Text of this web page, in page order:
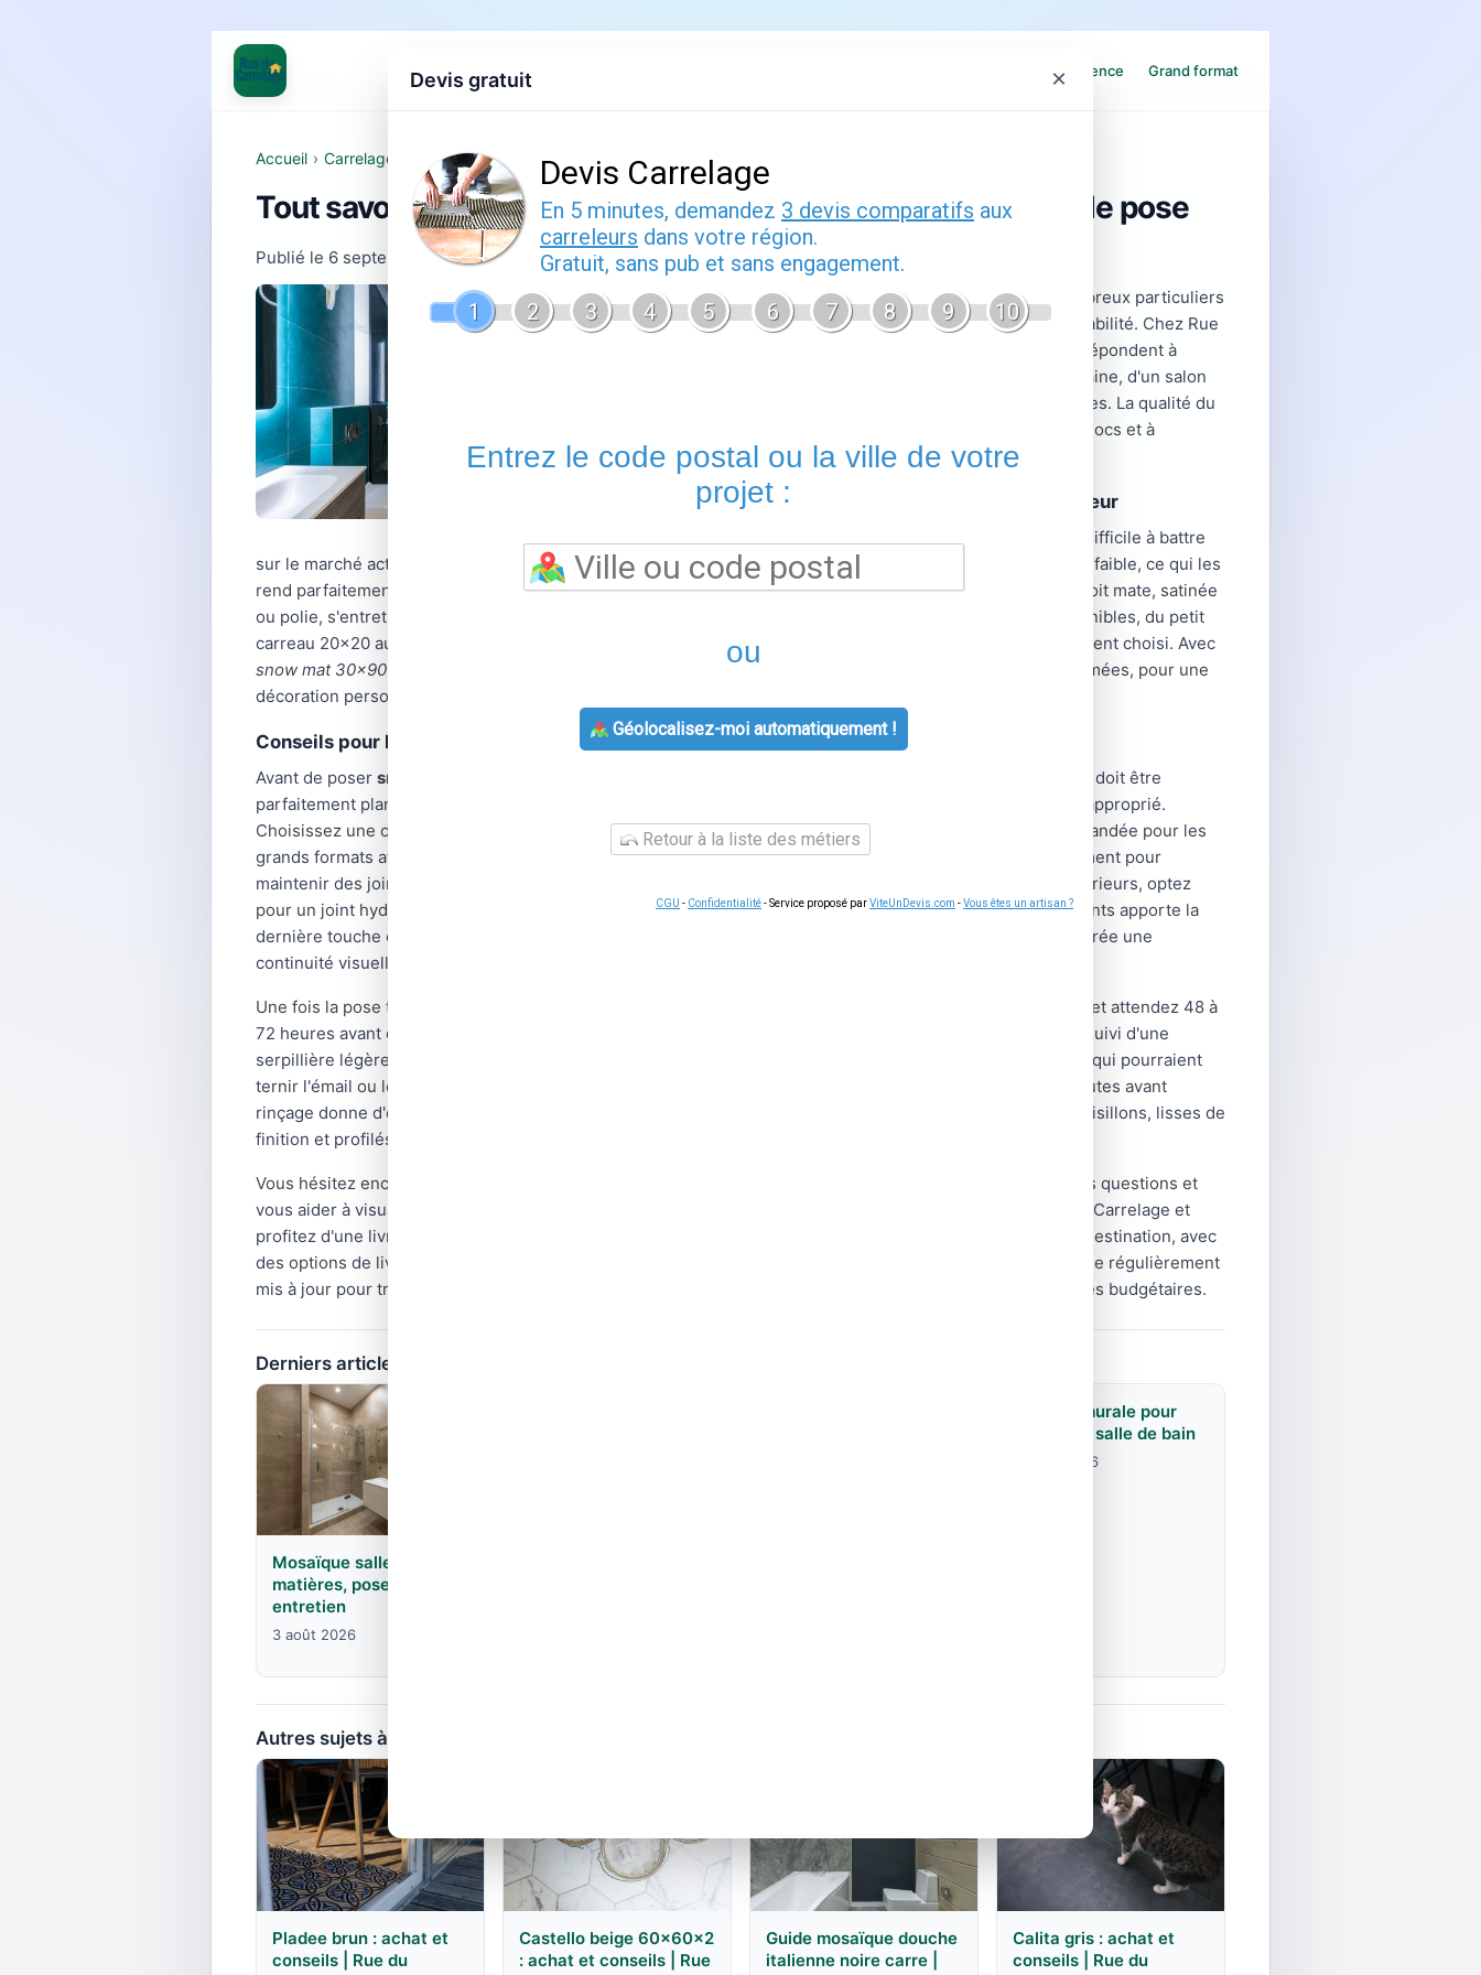
Accueil Faience Grand format
Accueil › Carrelage grand format
Tout savoir sur snow mat 30x90 : guide d'achat et conseils de pose
Publié le 6 septembre 2025- Mis à jour le 22 février 2026
Snow mat 30x90: voilà le terme que recherchent de nombreux particuliers
souhaitant rénover leur sol ou leurs murs avec style et durabilité. Chez Rue
du Carrelage, nous avons sélectionné des références qui répondent à
chaque projet, qu'il s'agisse d'une salle de bain contemporaine, d'un salon
chaleureux ou d'un espace extérieur exposé aux intempéries. La qualité du
grès cérame utilisé garantit une résistance à l'usure, aux chocs et à
l'humidité, pour un résultat élégant qui dure dans le temps.
Pourquoi choisir snow mat 30x90 pour votre intérieur
offre un rapport qualité-prix difficile à battre
sur le marché actuel du carrelage. Les carreaux en grès cérame pleine masse présentent une porosité très faible, ce qui les
rend parfaitement adaptés aux pièces humides comme la salle de bain ou la cuisine. Leur surface, qu'elle soit mate, satinée
ou polie, s'entretient facilement avec un simple nettoyage à l'eau savonneuse. La variété des formats disponibles, du petit
carreau 20x20 au grand format 120x60, permet de créer des atmosphères très différentes selon l'agencement choisi. Avec
snow mat 30x90 , vous bénéficiez d'une large palette de coloris, des teintes neutres aux nuances plus affirmées, pour une
décoration personnalisée qui reflète votre style de vie.
Conseils pour la pose et l'entretien de snow mat 30x90
Avant de poser snow mat 30x90
, il est nécessaire de préparer soigneusement le support. Le sol ou le mur doit être
parfaitement plan, propre et sec, toute irrégularité supérieure à 3 mm doit être corrigée avec un ragréage approprié.
Choisissez une colle carrelage adaptée au format et au poids du carreau : une colle flexible C2 est recommandée pour les
grands formats afin d'absorber les variations thermiques. Utilisez des croisillons ou un système de nivellement pour
maintenir des joints réguliers, généralement entre 2 et 5 mm selon le style souhaité. Pour les espaces extérieurs, optez
pour un joint hydrofuge et veillez à la pente d'évacuation des eaux. Avecsnow mat 30x90, la finition des joints apporte la
dernière touche esthétique : un joint sombre accentue le quadrillage, tandis qu'un joint assorti au carreau crée une
continuité visuelle apaisante.
Une fois la pose terminée, laissez sécher la colle au minimum 24 heures avant de circuler sur le carrelage, et attendez 48 à
72 heures avant d'appliquer le joint. Pour l'entretien au quotidien de
, un balai microfibre suivi d'une
serpillière légèrement humide suffit à conserver l'éclat de la surface. Évitez les produits acides ou abrasifs qui pourraient
ternir l'émail ou le grès. En cas de tâche tenace, un nettoyant carrelage à pH neutre appliqué quelques minutes avant
rinçage donne d'excellents résultats. Rue du Carrelage propose aussi tous les accessoires : espaceurs, croisillons, lisses de
finition et profilés de transition pour un chantier soigné de A à Z.
Vous hésitez encore sur le bon format ou la bonne teinte ? Notre équipe est disponible pour répondre à vos questions et
vous aider à visualiser le rendu final dans votre espace. Commandez
en ligne sur Rue du Carrelage et
profitez d'une livraison rapide directement chez vous. Les frais de port sont calculés selon le volume et la destination, avec
des options de livraison standard ou express selon vos délais de chantier. Faites confiance à notre catalogue régulièrement
mis à jour pour trouver le carrelage qui correspond exactement à votre vision décorative et à vos contraintes budgétaires.
Derniers articles
Mosaïque salle de bain :
matières, pose, joints et
entretien
3 août 2026
Faïence murale pour
cuisine et salle de bain
25 juin 2026
Autres sujets à explorer
Pladee brun : achat et
conseils | Rue du
Castello beige 60x60x2
: achat et conseils | Rue
Guide mosaïque douche
italienne noire carre |
Calita gris : achat et
conseils | Rue du
Devis gratuit ×